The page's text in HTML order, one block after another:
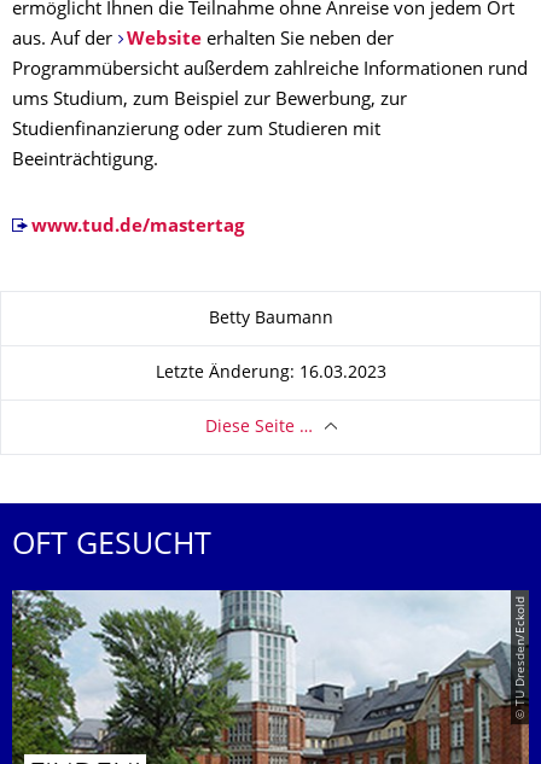
ermöglicht Ihnen die Teilnahme ohne Anreise von jedem Ort
aus. Auf der
Websiteerhalten Sie neben der
Programmübersicht außerdem zahlreiche Informationen rund
ums Studium, zum Beispiel zur Bewerbung, zur
Studienfinanzierung oder zum Studieren mit
Beeinträchtigung.
www.tud.de/mastertag
Betty Baumann
Letzte Änderung: 16.03.2023
Diese Seite …
OFT GESUCHT
© TU Dresden/Eckold